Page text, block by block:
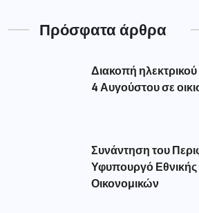
Πρόσφατα άρθρα
Διακοπή
4 Αυγούστου σε
Συνάντηση του
Υφυπουργό Εθνικής
Οικονομικών